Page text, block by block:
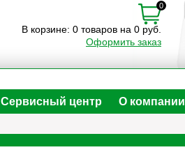
0
В корзине: 0 товаров на 0 руб.
Оформить заказ
Сервисный центр О компании